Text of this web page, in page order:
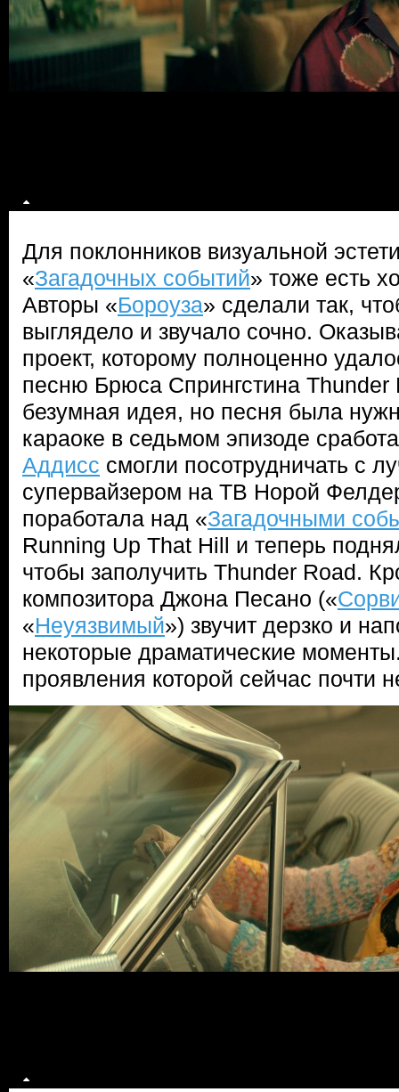
Для поклонников визуальной
«Загадочных событий» тоже есть
Авторы «Бороуза» сделали так,
выглядело и звучало сочно.
проект, которому полноценно
песню Брюса Спрингстина
безумная идея, но песня была
караоке в седьмом эпизоде
Аддисс смогли посотрудничать с
супервайзером на ТВ Норой
поработала над «Загадочными
Running Up That Hill и теперь
чтобы заполучить Thunder Road.
композитора Джона Песано («
«Неуязвимый») звучит дерзко и
некоторые драматические
проявления которой сейчас почти